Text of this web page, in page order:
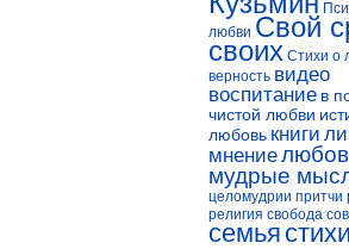
любви Свой
своих Стихи о
верность видео
воспитание в
чистой любви
любовь книги
мнение
мудрые
целомудрии притчи
религия свобода
семья стихи